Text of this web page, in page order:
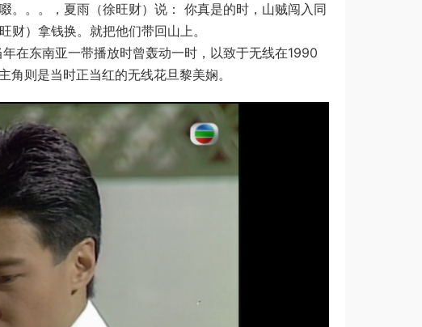
。。。，夏雨（徐旺财）说： 你真是的时，山贼闯入同
）拿钱换。就把他们带回山上。
在东南亚一带播放时曾轰动一时，以致于无线在1990
则是当时正当红的无线花旦黎美娴。